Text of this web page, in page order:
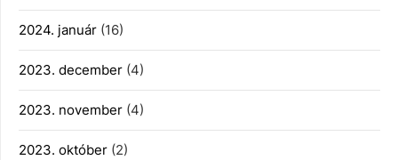
2024. január (16)
2023. december (4)
2023. november (4)
2023. október (2)